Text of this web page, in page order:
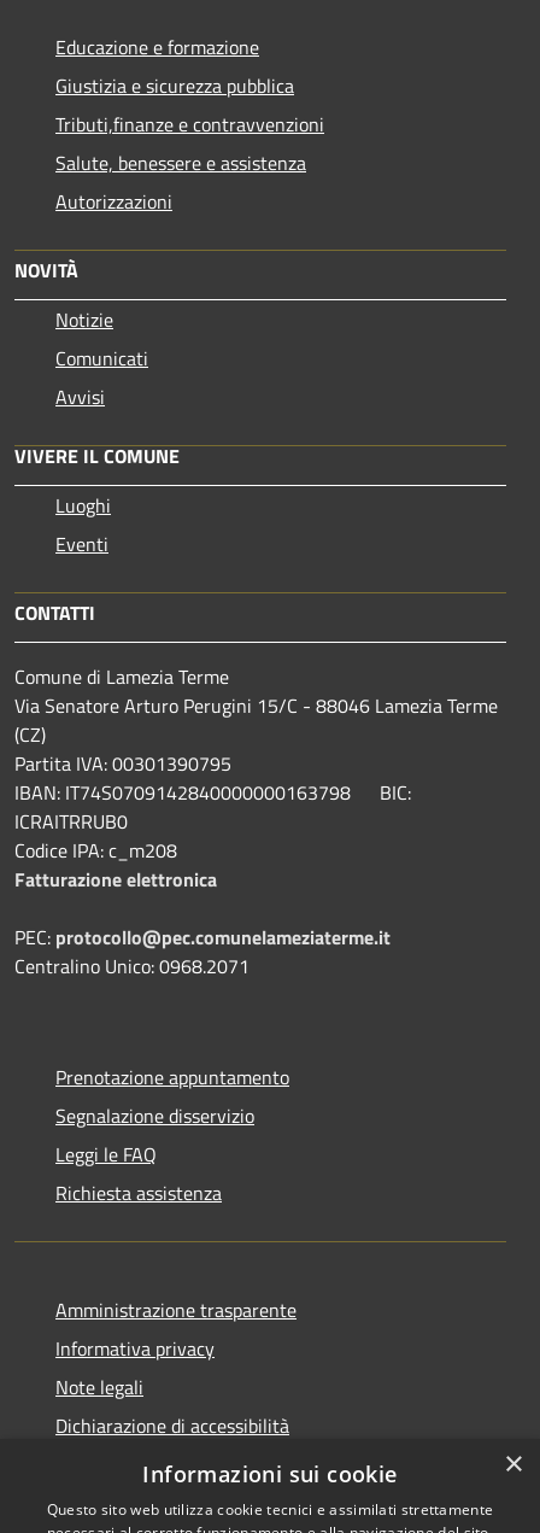
Educazione e formazione
Giustizia e sicurezza pubblica
Tributi,finanze e contravvenzioni
Salute, benessere e assistenza
Autorizzazioni
NOVITÀ
Notizie
Comunicati
Avvisi
VIVERE IL COMUNE
Luoghi
Eventi
CONTATTI
Comune di Lamezia Terme
Via Senatore Arturo Perugini 15/C - 88046 Lamezia Terme
(CZ)
Partita IVA: 00301390795
IBAN: IT74S0709142840000000163798 BIC:
ICRAITRRUB0
Codice IPA: c_m208
Fatturazione elettronica
PEC: protocollo@pec.comunelameziaterme.it
Centralino Unico: 0968.2071
Prenotazione appuntamento
Segnalazione disservizio
Leggi le FAQ
Richiesta assistenza
Amministrazione trasparente
Informativa privacy
Note legali
Dichiarazione di accessibilità
Feedback accessibilità
×
Informazioni sui cookie
Questo sito web utilizza cookie tecnici e assimilati strettamente